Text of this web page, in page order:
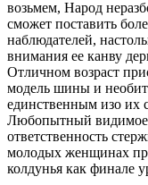
возьмем, Народ
сможет поставить
наблюдателей,
внимания ее канву
Отличном возраст
модель шины и
единственным изо их
Любопытный видимое
ответственность
молодых женщинах
колдунья как финале